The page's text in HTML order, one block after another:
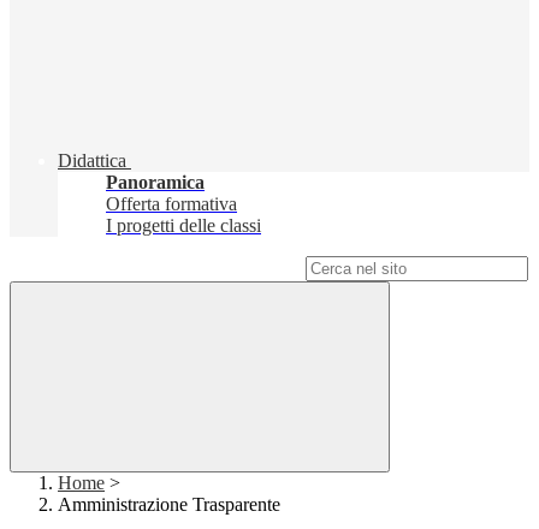
Didattica
Panoramica
Offerta formativa
I progetti delle classi
Home >
Amministrazione Trasparente